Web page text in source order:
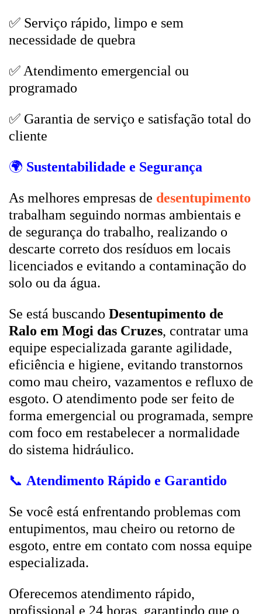
✅ Serviço rápido, limpo e sem
necessidade de quebra
✅ Atendimento emergencial ou
programado
✅ Garantia de serviço e satisfação total do
cliente
🌍 Sustentabilidade e Segurança
As melhores empresas de desentupimento
trabalham seguindo normas ambientais e
de segurança do trabalho, realizando o
descarte correto dos resíduos em locais
licenciados e evitando a contaminação do
solo ou da água.
Se está buscando Desentupimento de
Ralo em Mogi das Cruzes, contratar uma
equipe especializada garante agilidade,
eficiência e higiene, evitando transtornos
como mau cheiro, vazamentos e refluxo de
esgoto. O atendimento pode ser feito de
forma emergencial ou programada, sempre
com foco em restabelecer a normalidade
do sistema hidráulico.
📞 Atendimento Rápido e Garantido
Se você está enfrentando problemas com
entupimentos, mau cheiro ou retorno de
esgoto, entre em contato com nossa equipe
especializada.
Oferecemos atendimento rápido,
profissional e 24 horas, garantindo que o